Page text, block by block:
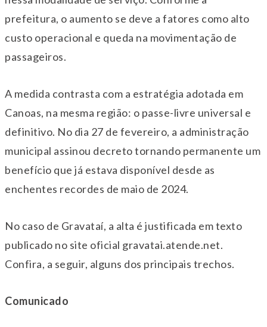
prefeitura, o aumento se deve a fatores como alto
custo operacional e queda na movimentação de
passageiros.
A medida contrasta com a estratégia adotada em
Canoas, na mesma região: o passe-livre universal e
definitivo. No dia 27 de fevereiro, a administração
municipal assinou decreto tornando permanente um
benefício que já estava disponível desde as
enchentes recordes de maio de 2024.
No caso de Gravataí, a alta é justificada em texto
publicado no site oficial gravatai.atende.net.
Confira, a seguir, alguns dos principais trechos.
Comunicado